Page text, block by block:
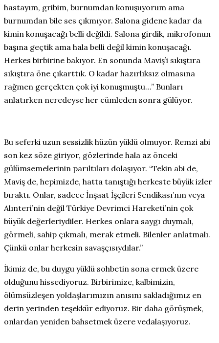
hastayım, gribim, burnumdan konuşuyorum ama
burnumdan bile ses çıkmıyor. Salona gidene kadar da
kimin konuşacağı belli değildi. Salona girdik, mikrofonun
başına geçtik ama hala belli değil kimin konuşacağı.
Herkes birbirine bakıyor. En sonunda Maviş’i sıkıştıra
sıkıştıra öne çıkarttık. O kadar hazırlıksız olmasına
rağmen gerçekten çok iyi konuşmuştu…” Bunları
anlatırken neredeyse her cümleden sonra gülüyor.
Bu seferki uzun sessizlik hüzün yüklü olmuyor. Remzi abi
son kez söze giriyor, gözlerinde hala az önceki
gülümsemelerinin parıltıları dolaşıyor. “Tekin abi de,
Maviş de, hepimizde, hatta tanıştığı herkeste büyük izler
bıraktı. Onlar, sadece İnşaat İşçileri Sendikası’nın veya
Alınteri’nin değil Türkiye Devrimci Hareketi’nin çok
büyük değerleriydiler. Herkes onlara saygı duymalı,
görmeli, sahip çıkmalı, merak etmeli. Bilenler anlatmalı.
Çünkü onlar herkesin savaşçısıydılar.”
İkimiz de, bu duygu yüklü sohbetin sona ermek üzere
olduğunu hissediyoruz. Birbirimize, kalbimizin,
ölümsüzleşen yoldaşlarımızın anısını sakladığımız en
derin yerinden teşekkür ediyoruz. Bir daha görüşmek,
onlardan yeniden bahsetmek üzere vedalaşıyoruz.